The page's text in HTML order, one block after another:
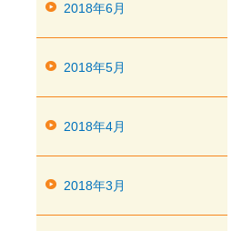
2018年6月
2018年5月
2018年4月
2018年3月